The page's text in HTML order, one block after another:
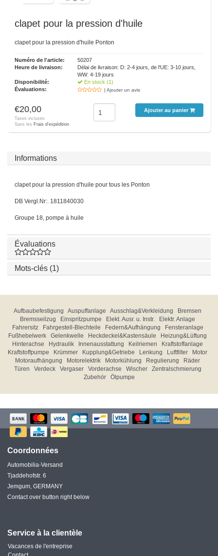
clapet pour la pression d'huile
clapet pour la pression d'huile Ponton
Numéro de l'article:
50207
Heure de livraison:
Délai de livraison: D: 2-4 jours, de l'UE: 3-10 jours,
WW: 4-19 jours
Disponibilité:
En stock (1)
Évaluations:
| Ajouter un avis
€20,00
Taxes incluses
Sans les Frais d'expédition
Ajouter au panier
Informations
clapet pour la pression d'huile pour tous les Ponton
DB Vergl.Nr:. 1811840030
Groupe 18, pompe à huile
Évaluations
Mots-clés (1)
Aufbaubefestigung Auspuffanlage Ausschlag&Verkleidung
Bremsen
Bremsseilzug
Einspritzpumpe Elekt. Ausr. u. Instr.
Elektr. Anlage
Fahrersitz
Fahrgestell-Blechteile Federn&Aufhängung
Fensteranlage
Fußhebelwerk
Gelenkwelle Heckdeckel&Kastensäule
Heizung&Lüftung
Hinterachse
Hydraulik Innenausstattung Keilriemen
Kraftstoffanlage
Kraftstoffpumpe
Krümmer Kupplung&Getriebe Lenkung Luftfilter
Motor
Motoraufhängung
Motorelektrik Motorkühlung Regulierung
Räder
Türen
Verdeck Vergaser Vorderachse Wischer
Zentralschmierung
Zubehör
Ölpumpe
Coordonnées
Automobilia-Versand
Tjaddehofstr. 6
Jemgum, GERMANY
Contact over button right below
Service à la clientèle
Vacances de l'entreprise